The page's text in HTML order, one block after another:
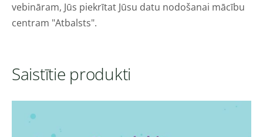
vebināram, Jūs piekrītat Jūsu datu nodošanai mācību
centram "Atbalsts".
Saistītie produkti